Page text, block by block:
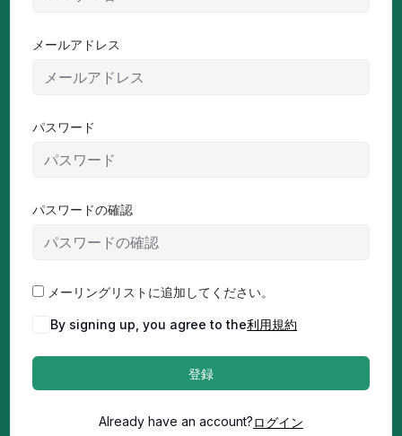
メールアドレス
パスワード
パスワードの確認
メーリングリストに追加してください。
By signing up, you agree to the利用規約
登録
Already have an account?ログイン